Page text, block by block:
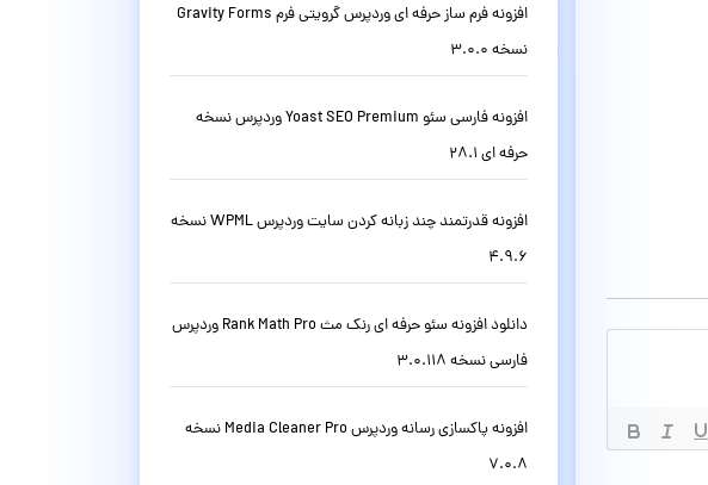
افزونه فرم ساز حرفه ای وردپرس گرویتی فرم Gravity Forms
نسخه 3.0.0
افزونه فارسی سئو Yoast SEO Premium وردپرس نسخه
حرفه ای 28.1
افزونه قدرتمند چند زبانه کردن سایت وردپرس WPML نسخه
4.9.6
دانلود افزونه سئو حرفه ای رنک مث Rank Math Pro وردپرس
فارسی نسخه 3.0.118
افزونه پاکسازی رسانه وردپرس Media Cleaner Pro نسخه
7.0.8